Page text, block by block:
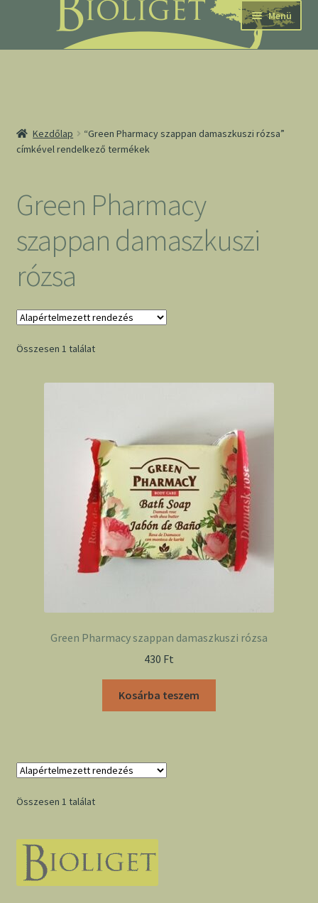
navigációhoz
tartalomba
Menü
Kezdőlap
“Green Pharmacy szappan damaszkuszi rózsa”
címkével rendelkező termékek
Green Pharmacy
szappan damaszkuszi
rózsa
Összesen 1 találat
Green Pharmacy szappan damaszkuszi rózsa
430 Ft
Kosárba teszem
Összesen 1 találat